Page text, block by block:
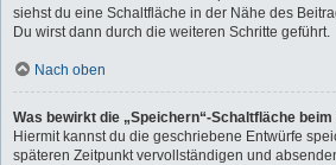
siehst du eine Schaltfläche in der Nähe des
Du wirst dann durch die weiteren Schritte geführt.
Nach oben
Was bewirkt die „Speichern“-Schaltfläche
Hiermit kannst du die geschriebene Entwürfe
späteren Zeitpunkt vervollständigen und